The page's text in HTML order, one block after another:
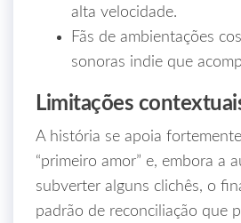
alta velocidade.
Fãs de ambientações
sonoras indie que
Limitações
A história se apoia
“primeiro amor” e, embora a
subverter alguns clichês, o
padrão de reconciliação que